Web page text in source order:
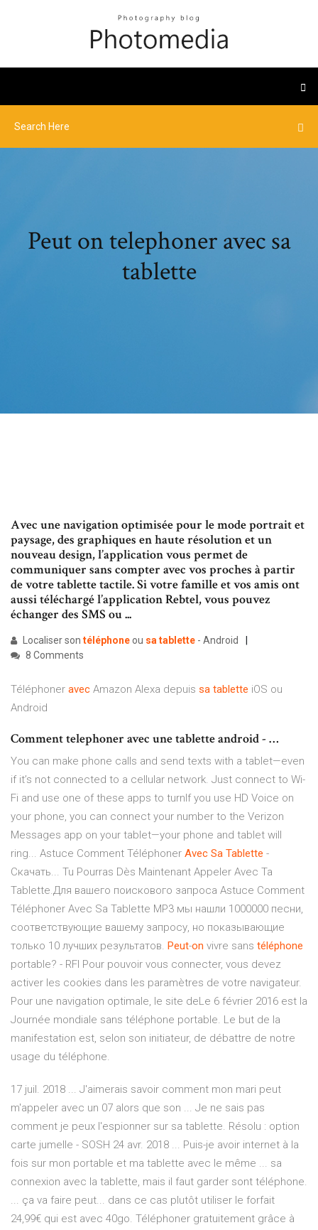
Peut on telephoner avec sa
tablette
Avec une navigation optimisée pour le mode portrait et
paysage, des graphiques en haute résolution et un
nouveau design, l’application vous permet de
communiquer sans compter avec vos proches à partir
de votre tablette tactile. Si votre famille et vos amis ont
aussi téléchargé l’application Rebtel, vous pouvez
échanger des SMS ou ...
Localiser son téléphoneou satablette - Android
8 Comments
Téléphoner avec Amazon Alexa depuis sa tablette iOS ou
Android
Comment telephoner avec une tablette android - …
You can make phone calls and send texts with a tablet—even
if it’s not connected to a cellular network. Just connect to Wi-
Fi and use one of these apps to turnIf you use HD Voice on
your phone, you can connect your number to the Verizon
Messages app on your tablet—your phone and tablet will
ring... Astuce Comment Téléphoner Avec Sa Tablette -
Скачать... Tu Pourras Dès Maintenant Appeler Avec Ta
Tablette.Для вашего поискового запроса Astuce Comment
Téléphoner Avec Sa Tablette MP3 мы нашли 1000000 песни,
соответствующие вашему запросу, но показывающие
только 10 лучших результатов. Peut-on vivre sans téléphone
portable? - RFI Pour pouvoir vous connecter, vous devez
activer les cookies dans les paramètres de votre navigateur.
Pour une navigation optimale, le site deLe 6 février 2016 est la
Journée mondiale sans téléphone portable. Le but de la
manifestation est, selon son initiateur, de débattre de notre
usage du téléphone.
17 juil. 2018 ... J'aimerais savoir comment mon mari peut
m'appeler avec un 07 alors que son ... Je ne sais pas
comment je peux l'espionner sur sa tablette. Résolu : option
carte jumelle - SOSH 24 avr. 2018 ... Puis-je avoir internet à la
fois sur mon portable et ma tablette avec le même ... sa
connexion avec la tablette, mais il faut garder sont téléphone.
... ça va faire peut... dans ce cas plutôt utiliser le forfait
24,99€ qui est avec 40go. Téléphoner gratuitement grâce à